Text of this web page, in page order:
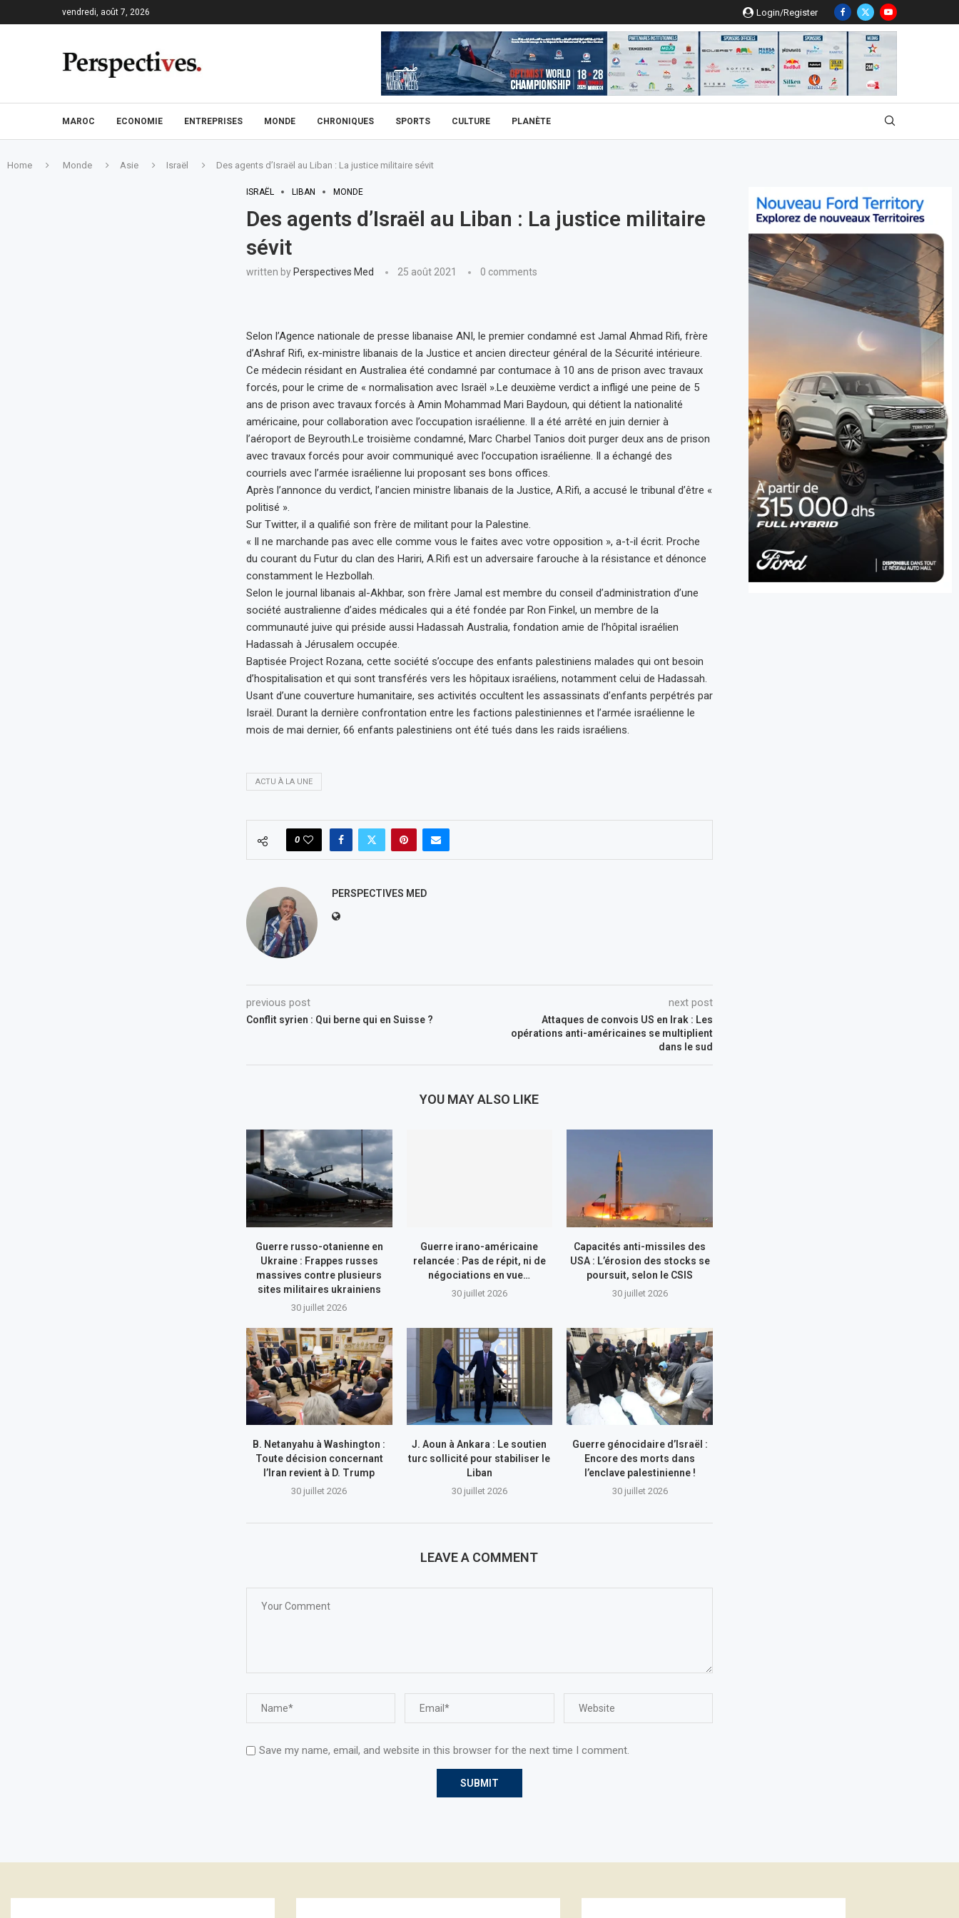
vendredi, août 7, 2026 Login/Register
MAROC ECONOMIE ENTREPRISES MONDE CHRONIQUES SPORTS CULTURE PLANÈTE
Home Monde Asie Israël Des agents d’Israël au Liban : La justice militaire sévit
ISRAËL LIBAN MONDE
Des agents d’Israël au Liban : La justice militaire
sévit
written by Perspectives Med 25 août 2021 0 comments
Selon l’Agence nationale de presse libanaise ANI, le premier condamné est Jamal Ahmad Rifi, frère
d’Ashraf Rifi, ex-ministre libanais de la Justice et ancien directeur général de la Sécurité intérieure.
Ce médecin résidant en Australiea été condamné par contumace à 10 ans de prison avec travaux
forcés, pour le crime de « normalisation avec Israël ».Le deuxième verdict a infligé une peine de 5
ans de prison avec travaux forcés à Amin Mohammad Mari Baydoun, qui détient la nationalité
américaine, pour collaboration avec l’occupation israélienne. Il a été arrêté en juin dernier à
l’aéroport de Beyrouth.Le troisième condamné, Marc Charbel Tanios doit purger deux ans de prison
avec travaux forcés pour avoir communiqué avec l’occupation israélienne. Il a échangé des
courriels avec l’armée israélienne lui proposant ses bons offices.
Après l’annonce du verdict, l’ancien ministre libanais de la Justice, A.Rifi, a accusé le tribunal d’être «
politisé ».
Sur Twitter, il a qualifié son frère de militant pour la Palestine.
« Il ne marchande pas avec elle comme vous le faites avec votre opposition », a-t-il écrit. Proche
du courant du Futur du clan des Hariri, A.Rifi est un adversaire farouche à la résistance et dénonce
constamment le Hezbollah.
Selon le journal libanais al-Akhbar, son frère Jamal est membre du conseil d’administration d’une
société australienne d’aides médicales qui a été fondée par Ron Finkel, un membre de la
communauté juive qui préside aussi Hadassah Australia, fondation amie de l’hôpital israélien
Hadassah à Jérusalem occupée.
Baptisée Project Rozana, cette société s’occupe des enfants palestiniens malades qui ont besoin
d’hospitalisation et qui sont transférés vers les hôpitaux israéliens, notamment celui de Hadassah.
Usant d’une couverture humanitaire, ses activités occultent les assassinats d’enfants perpétrés par
Israël. Durant la dernière confrontation entre les factions palestiniennes et l’armée israélienne le
mois de mai dernier, 66 enfants palestiniens ont été tués dans les raids israéliens.
ACTU À LA UNE
0
PERSPECTIVES MED
previous post
Conflit syrien : Qui berne qui en Suisse ?
next post
Attaques de convois US en Irak : Les
opérations anti-américaines se multiplient
dans le sud
YOU MAY ALSO LIKE
Guerre russo-otanienne en
Ukraine : Frappes russes
massives contre plusieurs
sites militaires ukrainiens
30 juillet 2026
Guerre irano-américaine
relancée : Pas de répit, ni de
négociations en vue…
30 juillet 2026
Capacités anti-missiles des
USA : L’érosion des stocks se
poursuit, selon le CSIS
30 juillet 2026
B. Netanyahu à Washington :
Toute décision concernant
l’Iran revient à D. Trump
30 juillet 2026
J. Aoun à Ankara : Le soutien
turc sollicité pour stabiliser le
Liban
30 juillet 2026
Guerre génocidaire d’Israël :
Encore des morts dans
l’enclave palestinienne !
30 juillet 2026
LEAVE A COMMENT
Save my name, email, and website in this browser for the next time I comment.